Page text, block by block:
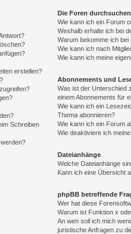
erstellen?
Schreiben
Die Foren durchsuchen
Wie kann ich ein Forum
Weshalb erhalte ich bei
Warum bekomme ich bei
Wie kann ich nach
Wie kann ich meine
Abonnements und
Was ist der Unterschied
einem Abonnements für
Wie kann ich ein
Thema abonnieren?
Wie kann ich ein Forum
Wie deaktiviere ich
Dateianhänge
Welche Dateianhänge
Kann ich eine Übersicht
phpBB betreffende
Wer hat diese
Warum ist Funktion x
An wen soll ich mich
juristische Anfragen zu